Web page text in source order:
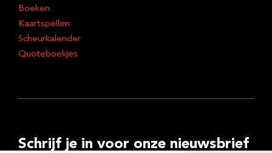
Boeken
Kaartspellen
Scheurkalender
Quoteboekjes
Schrijf je in voor onze nieuwsbrief